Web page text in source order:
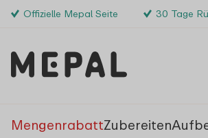
Offizielle Mepal Seite 30 Tage
MengenrabattZubereiten